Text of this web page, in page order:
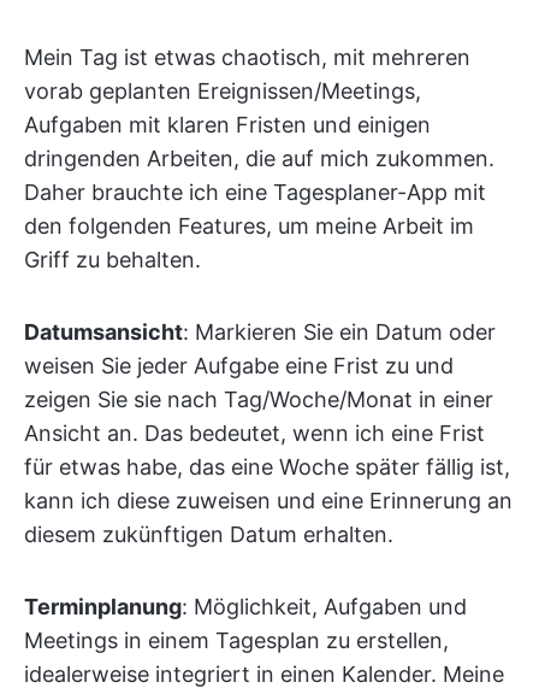
Mein Tag ist etwas chaotisch, mit mehreren
vorab geplanten Ereignissen/Meetings,
Aufgaben mit klaren Fristen und einigen
dringenden Arbeiten, die auf mich zukommen.
Daher brauchte ich eine Tagesplaner-App mit
den folgenden Features, um meine Arbeit im
Griff zu behalten.
Datumsansicht: Markieren Sie ein Datum oder
weisen Sie jeder Aufgabe eine Frist zu und
zeigen Sie sie nach Tag/Woche/Monat in einer
Ansicht an. Das bedeutet, wenn ich eine Frist
für etwas habe, das eine Woche später fällig ist,
kann ich diese zuweisen und eine Erinnerung an
diesem zukünftigen Datum erhalten.
Terminplanung: Möglichkeit, Aufgaben und
Meetings in einem Tagesplan zu erstellen,
idealerweise integriert in einen Kalender. Meine